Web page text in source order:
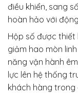
điều khiển, sang
hoàn hảo với
Hộp số được thiết
giảm hao mòn
năng vận hành
lực lên hệ thống
khách hàng trong